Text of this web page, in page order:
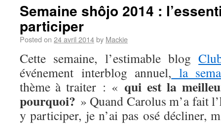
Semaine shôjo 2014 :
participer
Posted on 24 avril 2014by Mackie
Cette semaine, l’estimable blog
événement interblog annuel, la
thème à traiter : « qui est la
pourquoi? » Quand Carolus m’a fait
y participer, je n’ai pas osé décliner,